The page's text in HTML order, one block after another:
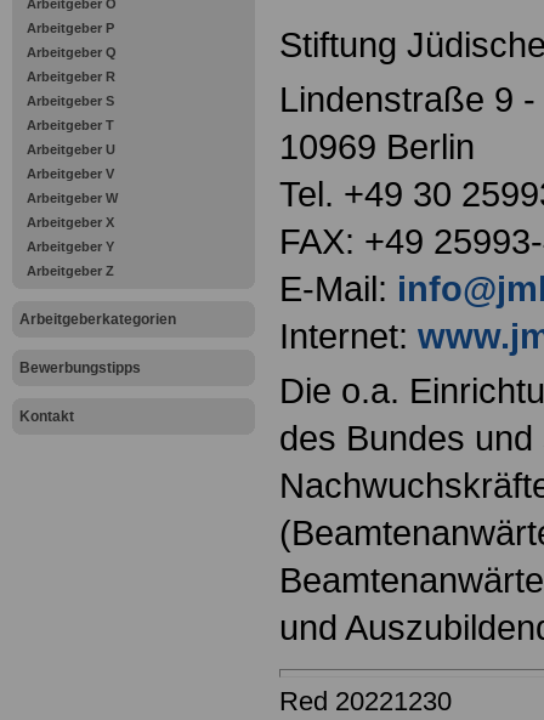
Arbeitgeber O
Arbeitgeber P
Arbeitgeber Q
Arbeitgeber R
Arbeitgeber S
Arbeitgeber T
Arbeitgeber U
Arbeitgeber V
Arbeitgeber W
Arbeitgeber X
Arbeitgeber Y
Arbeitgeber Z
Arbeitgeberkategorien
Bewerbungstipps
Kontakt
Stiftung
Lindenstraße 9 -
10969 Berlin
Tel. +49 30
FAX: +49
E-Mail:
Internet:
Die o.a.
des Bundes und
und
Red 20221230